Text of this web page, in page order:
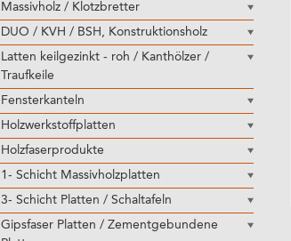
Massivholz / Klotzbretter
DUO / KVH / BSH, Konstruktionsholz
Latten keilgezinkt - roh / Kanthölzer /
Traufkeile
Fensterkanteln
Holzwerkstoffplatten
Holzfaserprodukte
1- Schicht Massivholzplatten
3- Schicht Platten / Schaltafeln
Gipsfaser Platten / Zementgebundene